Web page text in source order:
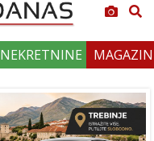
NEKRETNINE